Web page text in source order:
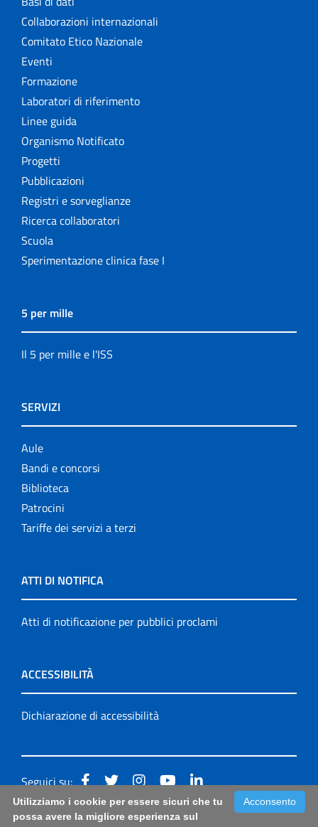
Collaborazioni internazionali
Comitato Etico Nazionale
Eventi
Formazione
Laboratori di riferimento
Linee guida
Organismo Notificato
Progetti
Pubblicazioni
Registri e sorveglianze
Ricerca collaboratori
Scuola
Sperimentazione clinica fase I
5 per mille
Il 5 per mille e l'ISS
SERVIZI
Aule
Bandi e concorsi
Biblioteca
Patrocini
Tariffe dei servizi a terzi
ATTI DI NOTIFICA
Atti di notificazione per pubblici proclami
ACCESSIBILITÀ
Dichiarazione di accessibilità
Seguici su:
Accessibilità: form di segnalazione di prima istanza per
Acconsento
Utilizziamo i cookie per essere sicuri che tu
possa avere la migliore esperienza sul